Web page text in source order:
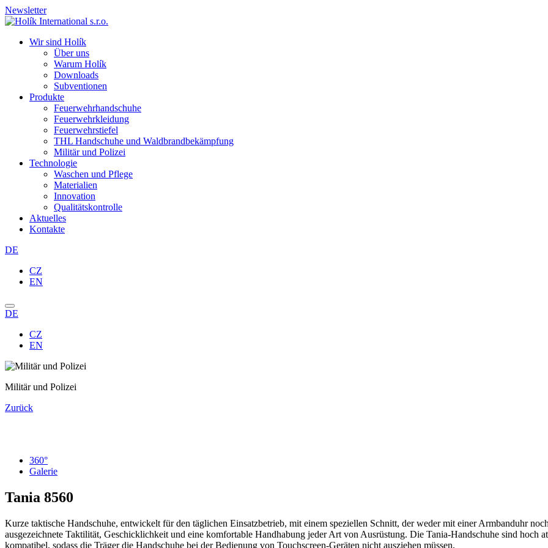
Newsletter
Wir sind Holík
Über uns
Warum Holík
Downloads
Subventionen
Produkte
Feuerwehrhandschuhe
Feuerwehrkleidung
Feuerwehrstiefel
THL Handschuhe und Waldbrandbekämpfung
Militär und Polizei
Technologie
Waschen und Pflege
Materialien
Innovation
Qualitätskontrolle
Aktuelles
Kontakte
DE
CZ
EN
DE
CZ
EN
Militär und Polizei
Zurück
360°
Galerie
Tania 8560
Kurze taktische Handschuhe, entwickelt für den täglichen Einsatzbetrieb, mit einem speziellen Schnitt, der weder mit einer Armbanduhr
ausgezeichnete Taktilität, Geschicklichkeit und eine komfortable Handhabung jeder Art von Ausrüstung. Die Tania-Handschuhe sind hoch
kompatibel, sodass die Träger die Handschuhe bei der Bedienung von Touchscreen-Geräten nicht ausziehen müssen.